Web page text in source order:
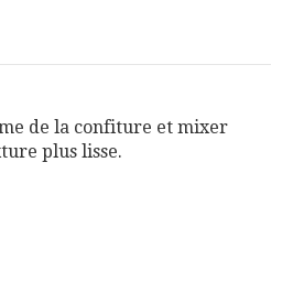
de la confiture et mixer
plus lisse.